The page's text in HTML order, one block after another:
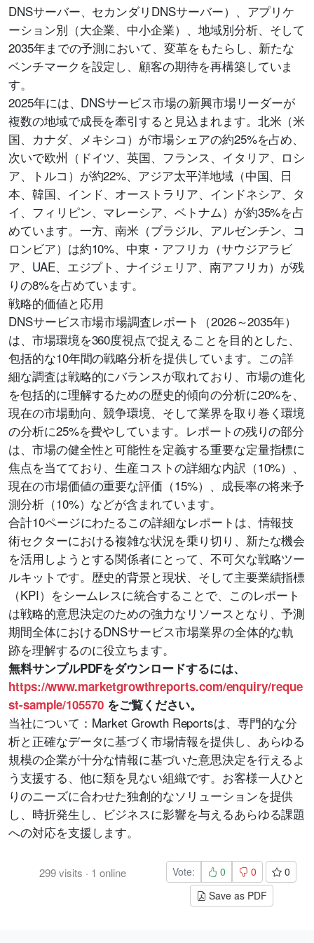
DNSサーバー、セカンダリDNSサーバー）、アプリケ
ーション別（大企業、中小企業）、地域別分析、そして
2035年までの予測において、変革をもたらし、新たな
ベンチマークを設定し、顧客の期待を再構築していま
す。
2025年には、DNSサービス市場の新興市場リーダーが
複数の地域で成長を牽引すると見込まれます。北米（米
国、カナダ、メキシコ）が市場シェアの約25%を占め、
次いで欧州（ドイツ、英国、フランス、イタリア、ロシ
ア、トルコ）が約22%、アジア太平洋地域（中国、日
本、韓国、インド、オーストラリア、インドネシア、タ
イ、フィリピン、マレーシア、ベトナム）が約35%を占
めています。一方、南米（ブラジル、アルゼンチン、コ
ロンビア）は約10%、中東・アフリカ（サウジアラビ
ア、UAE、エジプト、ナイジェリア、南アフリカ）が残
りの8%を占めています。
戦略的価値と応用
DNSサービス市場市場調査レポート（2026～2035年）
は、市場環境を360度視点で捉えることを目的とした、
包括的な10年間の戦略分析を提供しています。この詳
細な調査は戦略的にバランスが取れており、市場の進化
を包括的に理解するための歴史的傾向の分析に20%を、
現在の市場動向、競争環境、そして業界を取り巻く環境
の分析に25%を費やしています。レポートの残りの部分
は、市場の健全性と可能性を定義する重要な定量指標に
焦点を当てており、生産コストの詳細な内訳（10%）、
現在の市場価値の重要な評価（15%）、成長率の将来予
測分析（10%）などが含まれています。
合計10ページにわたるこの詳細なレポートは、情報技
術セクターにおける複雑な状況を乗り切り、新たな機会
を活用しようとする関係者にとって、不可欠な戦略ツー
ルキットです。歴史的背景と現状、そして主要業績指標
（KPI）をシームレスに統合することで、このレポート
は戦略的意思決定のための強力なリソースとなり、予測
期間全体におけるDNSサービス市場業界の全体的な軌
跡を理解するのに役立ちます。
無料サンプルPDFをダウンロードするには、
https://www.marketgrowthreports.com/enquiry/reque
st-sample/105570をご覧ください。
当社について：Market Growth Reportsは、専門的な分
析と正確なデータに基づく市場情報を提供し、あらゆる
規模の企業が十分な情報に基づいた意思決定を行えるよ
う支援する、他に類を見ない組織です。お客様一人ひと
りのニーズに合わせた独創的なソリューションを提供
し、時折発生し、ビジネスに影響を与えるあらゆる課題
への対応を支援します。
299visits · 1 online Vote: 0 0
0
Save as PDF